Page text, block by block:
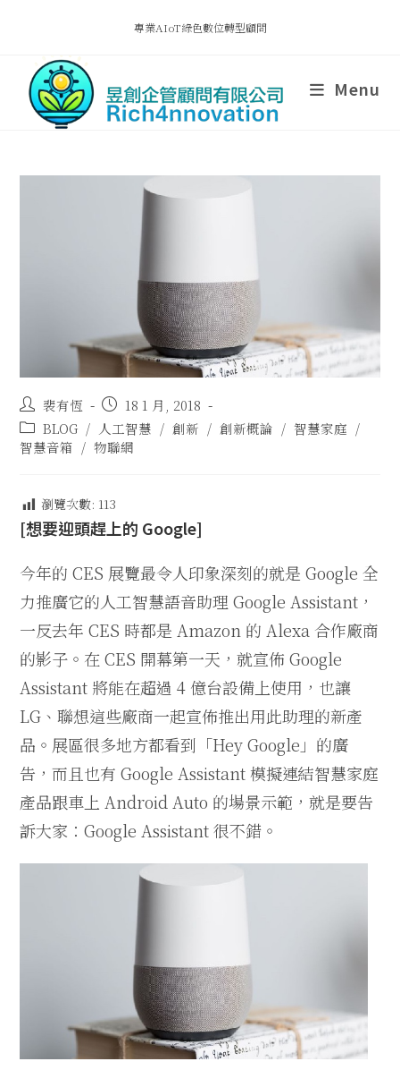
專業AIoT綠色數位轉型顧問
Menu
裴有恆
18 1 月, 2018
BLOG / 人工智慧 / 創新 / 創新概論 / 智慧家庭 /
智慧音箱 / 物聯網
瀏覽次數: 113
[想要迎頭趕上的 Google]
今年的 CES 展覽最令人印象深刻的就是 Google 全
力推廣它的人工智慧語音助理 Google Assistant，
一反去年 CES 時都是 Amazon 的 Alexa 合作廠商
的影子。在 CES 開幕第一天，就宣佈 Google
Assistant 將能在超過 4 億台設備上使用，也讓
LG、聯想這些廠商一起宣佈推出用此助理的新產
品。展區很多地方都看到「Hey Google」的廣
告，而且也有 Google Assistant 模擬連結智慧家庭
產品跟車上 Android Auto 的場景示範，就是要告
訴大家：Google Assistant 很不錯。